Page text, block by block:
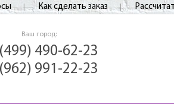
Как сделать заказ
Ваш город:
490-62-23
991-22-23